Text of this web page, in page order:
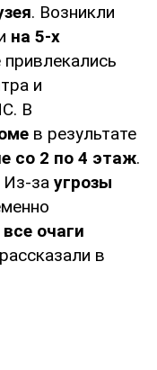
. Возникли
на 5-х
и
В
в результате
со 2 по 4 этаж.
Из-за угрозы
все очаги
в